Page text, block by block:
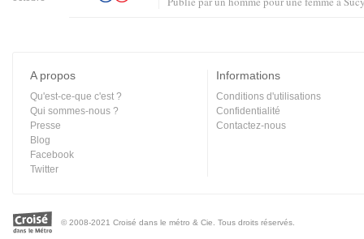
A propos
Qu'est-ce-que c'est ?
Qui sommes-nous ?
Presse
Blog
Facebook
Twitter
Informations
Conditions d'utilisations
Confidentialité
Contactez-nous
© 2008-2021 Croisé dans le métro & Cie. Tous droits réservés.